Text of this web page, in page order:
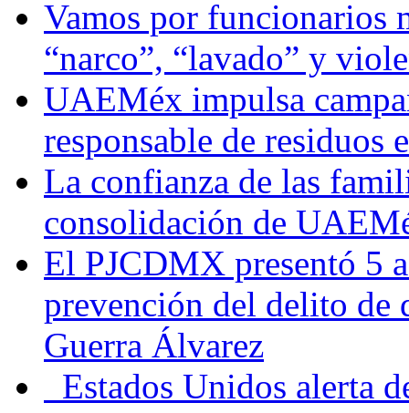
Vamos por funcionarios
“narco”, “lavado” y
UAEMéx impulsa
responsable de residuos
La confianza de las
consolidación de
El PJCDMX presentó 5
prevención del delito de
Guerra Álvarez
Estados Unidos alerta